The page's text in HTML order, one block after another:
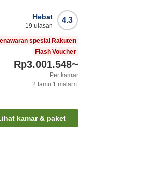
4.3
Hebat
19 ulasan
spesial Rakuten
Flash Voucher
Rp3.001.548~
Per kamar
2 tamu 1 malam
kamar & paket